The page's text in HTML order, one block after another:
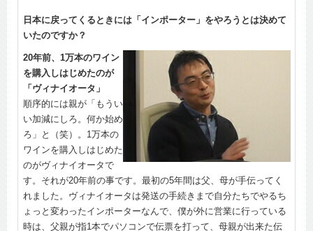
日本に戻ってくるときには「インポーター」をやろうとは決めて
いたのですか？
20年前、1万本のワイン
を購入しはじめたのが
「ヴィナイオータ」
順序的には親が「もうい
い加減にしろ。何か始め
ろ」と（笑）。1万本の
ワインを購入しはじめた
のがヴィナイオータで
す。それが20年前の事です。最初の5年間は父、母が手伝ってく
れました。ヴィナイオータは発送の手続きまで自分たちでやるち
ょっと変わったインポーターなんで、僕が外に営業に行っている
時は、父親が指1本でパソコンで伝票を打って、母親が出来た伝